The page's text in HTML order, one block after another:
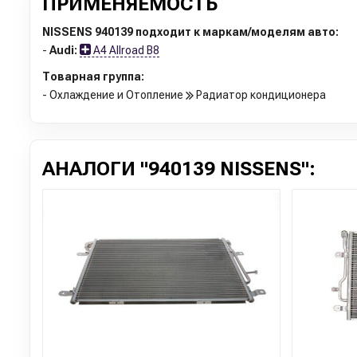
NISSENS 940139 подходит к маркам/моделям авто:
- Audi: A4 Allroad B8
Товарная группа:
- Охлаждение и Отопление
Радиатор кондиционера
АНАЛОГИ "940139 NISSENS":